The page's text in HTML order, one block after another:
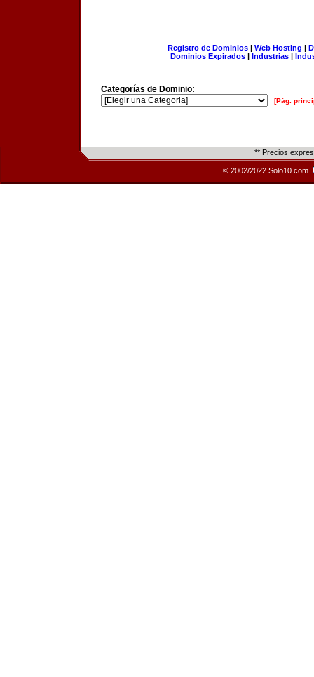
Registro de Dominios| Web Hosting |
Dominios Expirados | Industrias |
Categorías de Dominio:
[Pág.
** Precios
© 2002/2022 Solo10.com